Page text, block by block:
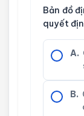
Bản đồ
quyết
A.
B.